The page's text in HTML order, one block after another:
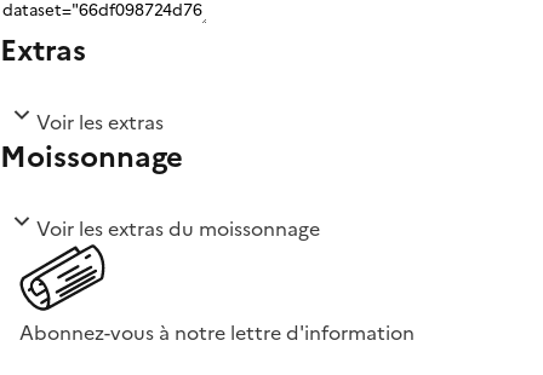
Extras
Voir les extras
Moissonnage
Voir les extras du moissonnage
Abonnez-vous à notre lettre d'information